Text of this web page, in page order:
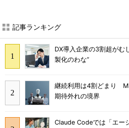
記事ランキング
DX導入企業の3割超が
製化のわな”
継続利用は4割どまり
期待外れの境界
Claude Codeでは「エー